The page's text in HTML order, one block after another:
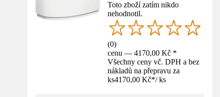
Toto zboží zatím nikdo
nehodnotil.
(0)
cenu — 4170,00 Kč *
Všechny ceny vč. DPH a bez
nákladů na přepravu za
ks4170,00 Kč*/ ks